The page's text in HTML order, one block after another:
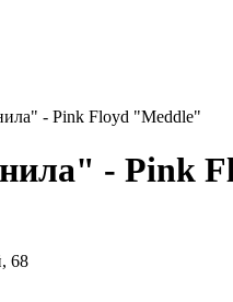
- Pink Floyd "Meddle"
- Pink
68